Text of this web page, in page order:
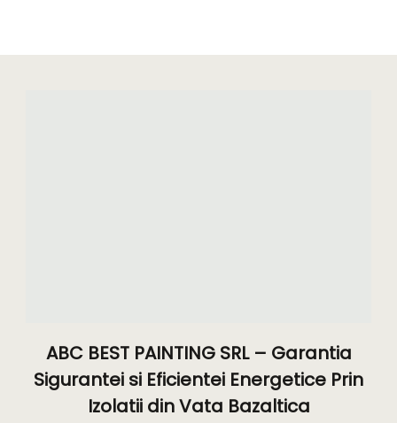
ABC BEST PAINTING SRL – Garantia
Sigurantei si Eficientei Energetice Prin
Izolatii din Vata Bazaltica